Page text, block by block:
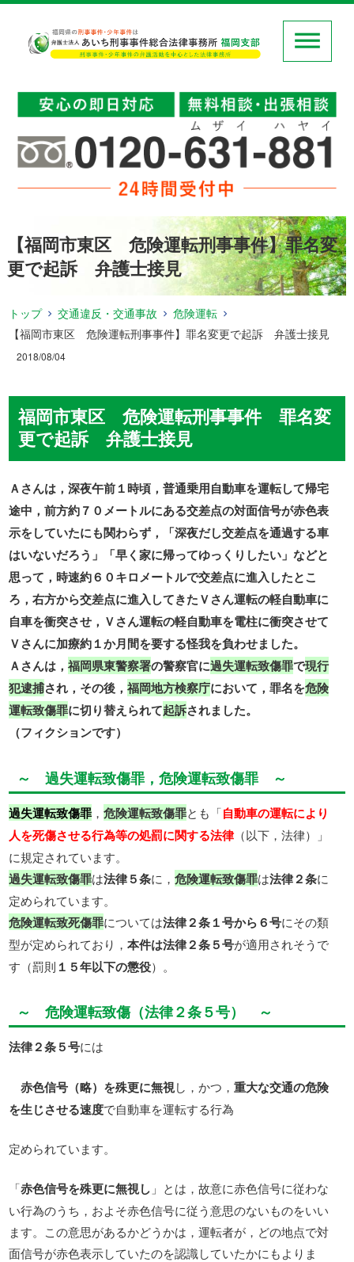
【福岡市東区 危険運転刑事事件】罪名変
更で起訴 弁護士接見
トップ 交通違反・交通事故
危険運転
【福岡市東区 危険運転刑事事件】罪名変更で起訴 弁護士接見
2018/08/04
福岡市東区 危険運転刑事事件 罪名変
更で起訴 弁護士接見
Ａさんは，深夜午前１時頃，普通乗用自動車を運転して帰宅
途中，前方約７０メートルにある交差点の対面信号が赤色表
示をしていたにも関わらず，「深夜だし交差点を通過する車
はいないだろう」「早く家に帰ってゆっくりしたい」などと
思って，時速約６０キロメートルで交差点に進入したとこ
ろ，右方から交差点に進入してきたＶさん運転の軽自動車に
自車を衝突させ，Ｖさん運転の軽自動車を電柱に衝突させて
Ｖさんに加療約１か月間を要する怪我を負わせました。
Ａさんは，福岡県東警察署の警察官に過失運転致傷罪で現行
犯逮捕され，その後，福岡地方検察庁において，罪名を危険
運転致傷罪に切り替えられて起訴されました。
（フィクションです）
～ 過失運転致傷罪，危険運転致傷罪 ～
過失運転致傷罪 ，危険運転致傷罪とも「自動車の運転により
人を死傷させる行為等の処罰に関する法律（以下，法律）」
に規定されています。
過失運転致傷罪は法律５条に，危険運転致傷罪は法律２条に
定められています。
危険運転致死傷罪については法律２条１号から６号にその類
型が定められており，本件は法律２条５号が適用されそうで
す（罰則 １５年以下の懲役）。
～ 危険運転致傷（法律２条５号） ～
法律２条５号には
赤色信号（略）を殊更に無視し，かつ，重大な交通の危険
を生じさせる速度で自動車を運転する行為
定められています。
「赤色信号を殊更に無視し 」とは，故意に赤色信号に従わな
い行為のうち，およそ赤色信号に従う意思のないものをいい
ます。この意思があるかどうかは，運転者が，どの地点で対
面信号が赤色表示していたのを認識していたかにもよりま